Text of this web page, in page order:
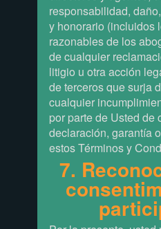
responsabilidad,
y honorario (incluidos
razonables de los
de cualquier
litigio u otra acción
de terceros que surja
cualquier
por parte de Usted de
declaración, garantía
estos Términos y
7.